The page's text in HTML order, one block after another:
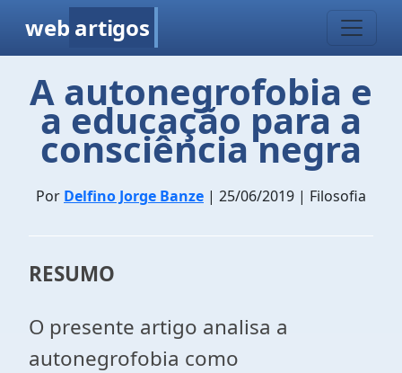
web artigos
A autonegrofobia e
a educação para a
consciência negra
Por Delfino Jorge Banze | 25/06/2019 | Filosofia
RESUMO
O presente artigo analisa a
autonegrofobia como